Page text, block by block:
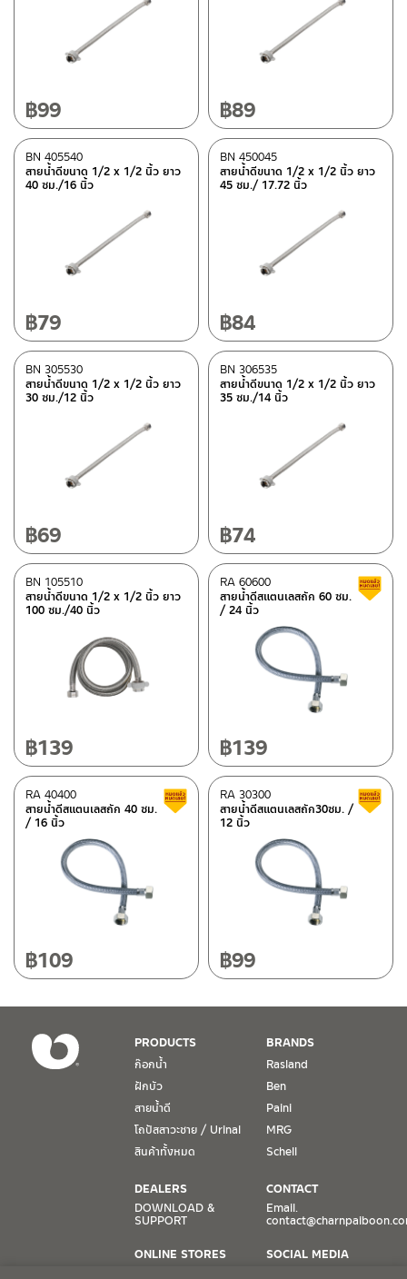
฿99 ฿89
สายน้ำดีขนาด 1/2 x 1/2 นิ้ว ยาว
40 ซม./16 นิ้ว
BN 405540
฿79
สายน้ำดีขนาด 1/2 x 1/2 นิ้ว ยาว
45 ซม./ 17.72 นิ้ว
BN 450045
฿84
สายน้ำดีขนาด 1/2 x 1/2 นิ้ว ยาว
30 ซม./12 นิ้ว
BN 305530
฿69
สายน้ำดีขนาด 1/2 x 1/2 นิ้ว ยาว
35 ซม./14 นิ้ว
BN 306535
฿74
สายน้ำดีขนาด 1/2 x 1/2 นิ้ว ยาว
100 ซม./40 นิ้ว
BN 105510
฿139
สายน้ำดีสแตนเลสถัก 60 ซม.
/ 24 นิ้ว
RA 60600
฿139
สายน้ำดีสแตนเลสถัก 40 ซม.
/ 16 นิ้ว
RA 40400 สินค้าลดราคา เคลียร์สต็อก
฿109
สายน้ำดีสแตนเลสถัก30ซม. /
12 นิ้ว
RA 30300
฿99
PRODUCTS
ก๊อกน้ำ
ฝักบัว
สายน้ำดี
โถปัสสาวะชาย / Urinal
สินค้าทั้งหมด
BRANDS
Rasland
Ben
Paini
MRG
Schell
DEALERS
DOWNLOAD &
SUPPORT
ONLINE STORES
CONTACT
Email.
SOCIAL MEDIA